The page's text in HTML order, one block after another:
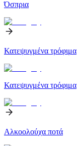
Όσπρια
Κατεψυγμένα τρόφιμα
Κατεψυγμένα τρόφιμα
Αλκοολούχα ποτά